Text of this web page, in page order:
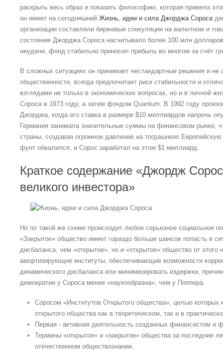
раскрыть весь образ и показать философию, которая привела
он имеет на сегодняшний Жизнь, идеи и сила Джорджа Сороса
организации составляли биржевые спекуляции на валютном и
состояние Джорджа Сороса насчитывало более 100 млн
неудачи, фонд стабильно приносил прибыль во многом за счёт
В сложных ситуациях он принимает нестандартные решения и
общественности, всегда предпочитает риск стабильности и
взглядами не только в экономических вопросах, но и в личной
Сороса в 1973 году, а затем фондом Quantum. В 1992 году
Джорджа, когда его ставка в размере $10 миллиардов напрочь
Германия занимала значительные суммы на финансовом рынке,
страны, создавая огромное давление на тогдашнюю
фунт обвалился, и Сорос заработал на этом $1 миллиард.
Краткое содержание «Джордж
великого инвестора»
Но по такой же схеме происходит любое серьезное социальное
«Закрытое» общество имеет гораздо больше шансов попасть в
дисбаланса, чем «открытое», но и «открытое» общество от этого
амортизирующие институты, обеспечивающие возможности
динамического дисбаланса или минимизировать издержки,
демократии у Сороса менее «наукообразна», чем у Поппера.
Соросом «Институтов Открытого общества», целью которых
открытого общества как в теоретическом, так и в
Первая - активная деятельность созданных финансистом и
Термины «открытое» и «закрытое» общества за последние
отечественном обществознании.